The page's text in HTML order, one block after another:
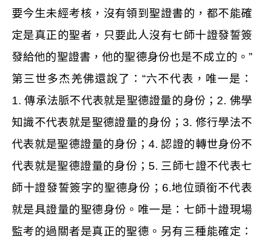
要今生未經考核，沒有領到聖證書的，都不能確
定是真正的聖者，只要此人沒有七師十證發誓簽
發給他的聖證書，他的聖德身份也是不成立的。”
第三世多杰羌佛還說了：“六不代表，唯一是：
1.傳承法脈不代表就是聖德證量的身份； 2. 佛學
知識不代表就是聖德證量的身份；3. 修行學法不
代表就是聖德證量的身份；4.認證的轉世身份不
代表就是聖德證量的身份； 5. 三師七證不代表七
師十證發誓簽字的聖德身份； 6.地位頭銜不代表
就是具證量的聖德身份。唯一是：七師十證現場
監考的過關者是真正的聖德。另有三種能確定：